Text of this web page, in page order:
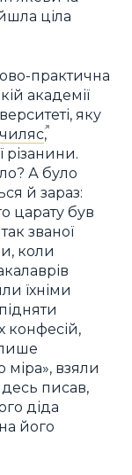
ціла
практична
академії
яку
,
різанини.
А було
й зараз:
царату був
званої
коли
їхніми
конфесій,
взяли
писав,
діда
його